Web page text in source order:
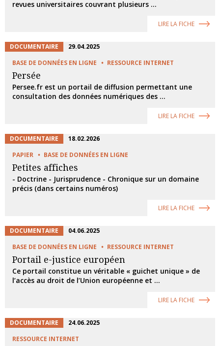
revues universitaires couvrant plusieurs ...
LIRE LA FICHE
DOCUMENTAIRE
29.04.2025
BASE DE DONNÉES EN LIGNE
RESSOURCE INTERNET
Persée
Persee.fr est un portail de diffusion permettant une
consultation des données numériques des ...
LIRE LA FICHE
DOCUMENTAIRE
18.02.2026
PAPIER
BASE DE DONNÉES EN LIGNE
Petites affiches
- Doctrine - Jurisprudence - Chronique sur un domaine
précis (dans certains numéros)
LIRE LA FICHE
DOCUMENTAIRE
04.06.2025
BASE DE DONNÉES EN LIGNE
RESSOURCE INTERNET
Portail e-justice européen
Ce portail constitue un véritable « guichet unique » de
l’accès au droit de l’Union européenne et ...
LIRE LA FICHE
DOCUMENTAIRE
24.06.2025
RESSOURCE INTERNET